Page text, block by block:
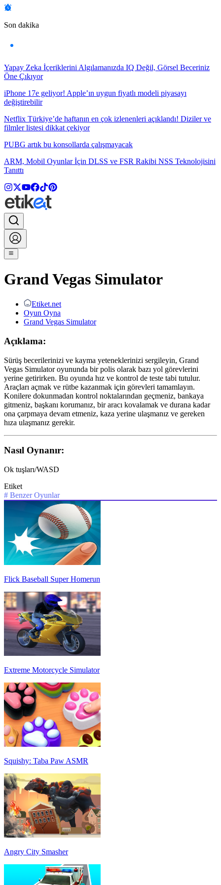
Son dakika
Yapay Zeka İçeriklerini Algılamanızda IQ Değil, Görsel Beceriniz
Öne Çıkıyor
iPhone 17e geliyor! Apple’ın uygun fiyatlı modeli piyasayı
değiştirebilir
Netflix Türkiye’de haftanın en çok izlenenleri açıklandı! Diziler ve
filmler listesi dikkat çekiyor
PUBG artık bu konsollarda çalışmayacak
ARM, Mobil Oyunlar İçin DLSS ve FSR Rakibi NSS Teknolojisini
Tanıttı
Grand Vegas Simulator
Etiket.net
Oyun Oyna
Grand Vegas Simulator
Açıklama:
Sürüş becerilerinizi ve kayma yeteneklerinizi sergileyin, Grand
Vegas Simulator oyununda bir polis olarak bazı yol görevlerini
yerine getirirken. Bu oyunda hız ve kontrol de teste tabi tutulur.
Araçları açmak ve rütbe kazanmak için görevleri tamamlayın.
Konilere dokunmadan kontrol noktalarından geçmeniz, bankaya
gitmeniz, başkanı korumanız, bir aracı kovalamak ve durana kadar
ona çarpmaya devam etmeniz, kaza yerine ulaşmanız ve gereken
hıza ulaşmanız gerekir.
Nasıl Oynanır:
Ok tuşları/WASD
Etiket
# Benzer Oyunlar
Flick Baseball Super Homerun
Extreme Motorcycle Simulator
Squishy: Taba Paw ASMR
Angry City Smasher